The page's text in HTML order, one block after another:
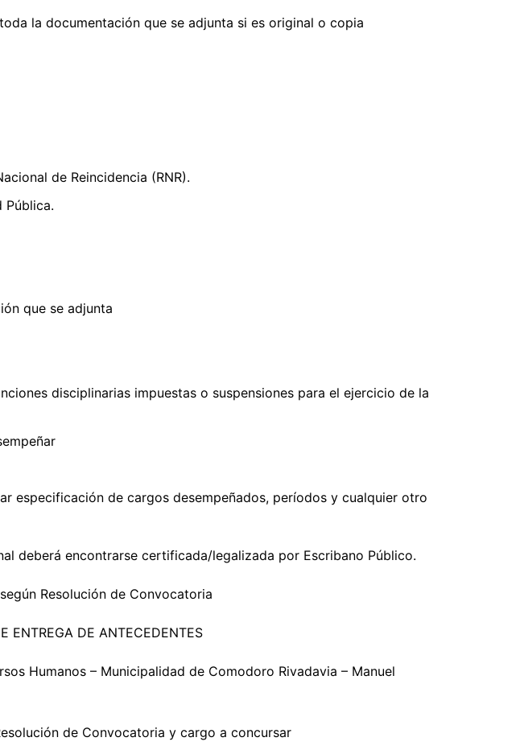
la documentación que se adjunta si es original o copia
de Reincidencia (RNR).
Pública.
que se adjunta
disciplinarias impuestas o suspensiones para el ejercicio de la
especificación de cargos desempeñados, períodos y cualquier otro
deberá encontrarse certificada/legalizada por Escribano Público.
Resolución de Convocatoria
ENTREGA DE ANTECEDENTES
Humanos – Municipalidad de Comodoro Rivadavia – Manuel
de Convocatoria y cargo a concursar